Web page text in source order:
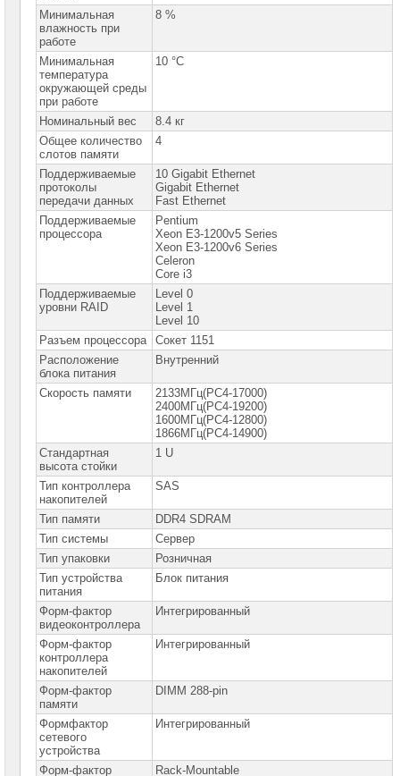
Серверные
платформы
SuperMicro
2U
Серверные
платформы
SuperMicro
Tower/
4U
Серверные
платформы
SuperMicro
Storage
Серверные
платформы
Сконфигурированные
платформы
SuperMicro
Серверные
платформы
Supermicro
Blade
Серверные
корпуса
Серверные
процессоры
Серверная
память
Серверные
жесткие
диски
HBA
&
RAID-
контроллеры
Серверные
опции
Минимальная
влажность при
работе
8 %
Минимальная
температура
окружающей среды
при работе
10 °C
Номинальный вес
8.4 кг
Общее количество
слотов памяти
4
Поддерживаемые
протоколы
передачи данных
10 Gigabit Ethernet
Gigabit Ethernet
Fast Ethernet
Поддерживаемые
процессора
Pentium
Xeon E3-1200v5 Series
Xeon E3-1200v6 Series
Celeron
Core i3
Поддерживаемые
уровни RAID
Level 0
Level 1
Level 10
Разъем процессора
Сокет 1151
Расположение
блока питания
Внутренний
Скорость памяти
2133МГц(PC4-17000)
2400МГц(PC4-19200)
1600МГц(PC4-12800)
1866МГц(PC4-14900)
Стандартная
высота стойки
1 U
Тип контроллера
накопителей
SAS
Тип памяти
DDR4 SDRAM
Тип системы
Сервер
Тип упаковки
Розничная
Тип устройства
питания
Блок питания
Форм-фактор
видеоконтроллера
Интегрированный
Форм-фактор
контроллера
накопителей
Интегрированный
Форм-фактор
памяти
DIMM 288-pin
Формфактор
сетевого
устройства
Интегрированный
Форм-фактор
Rack-Mountable